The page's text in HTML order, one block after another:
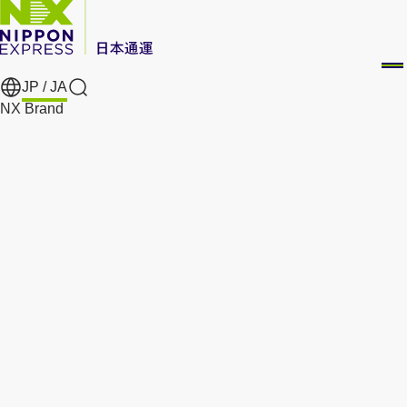
JP /JA
Search
NX Brand